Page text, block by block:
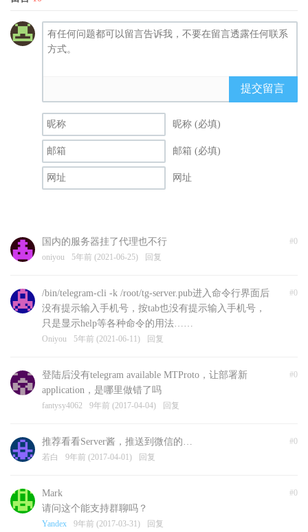
提交留言
昵称 (必填)
邮箱 (必填)
网址
#0
国内的服务器挂了代理也不行
oniyou 5年前 (2021-06-25) 回复
#0
/bin/telegram-cli -k /root/tg-server.pub进入命令行界面后
没有提示输入手机号，按tab也没有提示输入手机号，
只是显示help等各种命令的用法……
Oniyou 5年前 (2021-06-11) 回复
#0
登陆后没有telegram available MTProto，让部署新
application，是哪里做错了吗
fantysy4062 9年前 (2017-04-04) 回复
#0
推荐看看Server酱，推送到微信的…
若白 9年前 (2017-04-01) 回复
#0
Mark
请问这个能支持群聊吗？
Yandex 9年前 (2017-03-31) 回复